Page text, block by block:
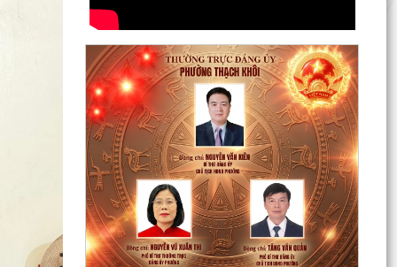
Khôi: Hướng...
Nâng cao kỹ năng sử dụng Internet, mạng xã
hội an toàn cho trẻ em, học sinh trên địa bàn
thành phố
Hội nghị Ban Thường vụ Đảng ủy phường lần
thứ 35
Sôi nổi ngày hội hiến máu "Thạch Khôi - ngàn
trái tim hồng" năm 2026
Kế hoạch Giám sát và xử lý dịch, ổ dịch trên địa
bàn phường Thạch Khôi